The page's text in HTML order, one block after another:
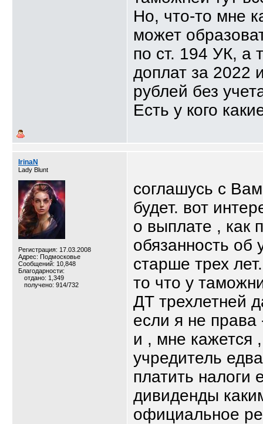
Но, что-то мне
может
по ст. 194 УК, а
доплат за 2022
рублей без
Есть у кого
IrinaN
Lady Blunt
Регистрация: 17.03.2008
Адрес: Подмосковье
Сообщений: 10,848
Благодарности:
отдано: 1,349
получено: 914/732
соглашусь с
будет. вот
о выплате , как
обязанность
старше трех
то что у
ДТ трехлетней
если я не права
и , мне кажется
учредитель
платить налоги
дивиденды
официальное